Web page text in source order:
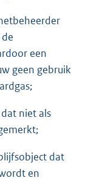
een
geen gebruik
niet als
dat
en